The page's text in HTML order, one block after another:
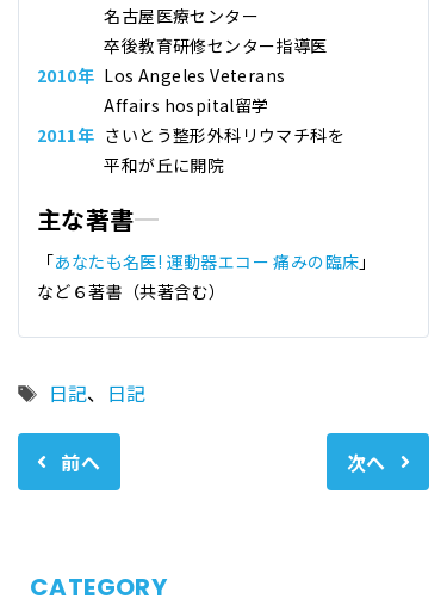
タ
日記、 日記
名古屋医療センター
卒後教育研修センター指導医
2010年 Los Angeles Veterans
Affairs hospital留学
2011年 さいとう整形外科リウマチ科を
平和が丘に開院
主な著書
「あなたも名医! 運動器エコー 痛みの臨床 」
など６著書（共著含む）
前へ 次へ
CATEGORY